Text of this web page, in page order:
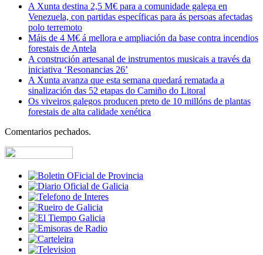
A Xunta destina 2,5 M€ para a comunidade galega en
Venezuela, con partidas específicas para ás persoas afectadas
polo terremoto
Máis de 4 M€ á mellora e ampliación da base contra incendios
forestais de Antela
A construción artesanal de instrumentos musicais a través da
iniciativa ‘Resonancias 26’
A Xunta avanza que esta semana quedará rematada a
sinalización das 52 etapas do Camiño do Litoral
Os viveiros galegos producen preto de 10 millóns de plantas
forestais de alta calidade xenética
Comentarios pechados.